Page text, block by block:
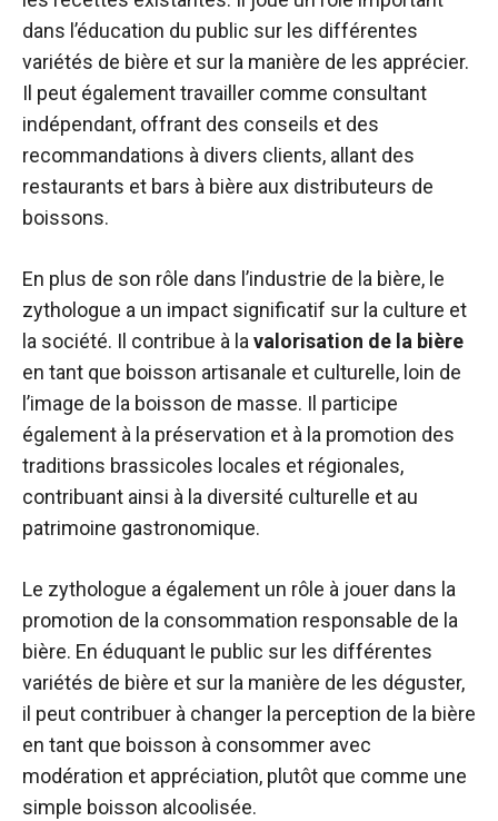
dans l’éducation du public sur les différentes
variétés de bière et sur la manière de les apprécier.
Il peut également travailler comme consultant
indépendant, offrant des conseils et des
recommandations à divers clients, allant des
restaurants et bars à bière aux distributeurs de
boissons.
En plus de son rôle dans l’industrie de la bière, le
zythologue a un impact significatif sur la culture et
la société. Il contribue à la valorisation de la bière
en tant que boisson artisanale et culturelle, loin de
l’image de la boisson de masse. Il participe
également à la préservation et à la promotion des
traditions brassicoles locales et régionales,
contribuant ainsi à la diversité culturelle et au
patrimoine gastronomique.
Le zythologue a également un rôle à jouer dans la
promotion de la consommation responsable de la
bière. En éduquant le public sur les différentes
variétés de bière et sur la manière de les déguster,
il peut contribuer à changer la perception de la bière
en tant que boisson à consommer avec
modération et appréciation, plutôt que comme une
simple boisson alcoolisée.